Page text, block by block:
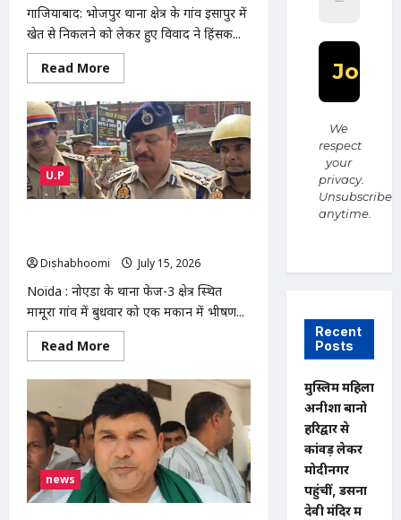
गाजियाबाद: भोजपुर थाना क्षेत्र के गांव ईसापुर में
खेत से निकलने को लेकर हुए विवाद ने हिंसक...
Read More
more
खेत
से
निकलने
से
रोकने
पर
किसान
पर
हमला,
मारपीट,
जांच
में
जुटी
U.P
Dishabhoomi
July 15, 2026
Noida : नोएडा के थाना फेज-3 क्षेत्र स्थित
मामूरा गांव में बुधवार को एक मकान में भीषण...
Read More
more
NOIDA
:
नोएडा
के
मामूरा
गांव
में
भीषण
आग,
दो
लोगों
news
We
respect
your
privacy.
Unsubscribe
anytime.
Recent
Posts
मुस्लिम महिला
अनीशा बानो
हरिद्वार से
कांवड़ लेकर
मोदीनगर
पहुंचीं, डसना
देवी मंदिर में